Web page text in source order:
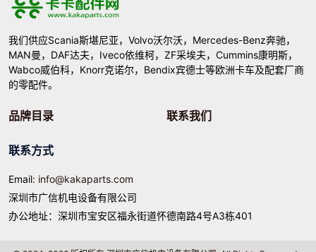
我们供应Scania斯堪尼亚，Volvo沃尔沃，Mercedes-Benz奔驰，
MAN曼，DAF达夫，Iveco依维柯，ZF采埃夫，Cummins康明斯，
Wabco威伯科，Knorr克诺尔，Bendix宾德士等欧洲卡车及配套厂商
的零配件。
品牌目录 联系我们
联系方式
Email: info@kakaparts.com
深圳市广信机电设备有限公司
办公地址：深圳市宝安区福永街道怀德南路4号A3栋401